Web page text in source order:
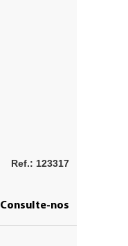
Ref.: 123317
Consulte-nos